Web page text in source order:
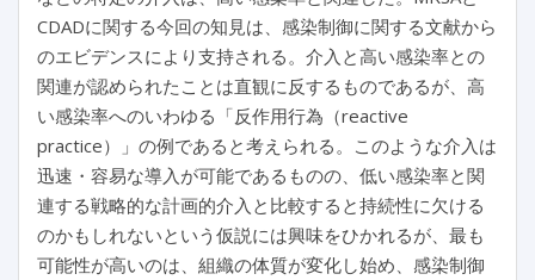
CDADに関する今回の知見は、感染制御に関する文献から
のエビデンスにより支持される。介入と高い感染率との
関連が認められたことは直観に反するものであるが、高
い感染率へのいわゆる「反作用行為（reactive
practice）」の例であると考えられる。このような介入は
迅速・容易な導入が可能であるものの、低い感染率と関
連する戦略的な計画的介入と比較すると持続性に欠ける
のかもしれないという仮説には興味をひかれるが、最も
可能性が高いのは、組織の体質が変化し始め、感染制御